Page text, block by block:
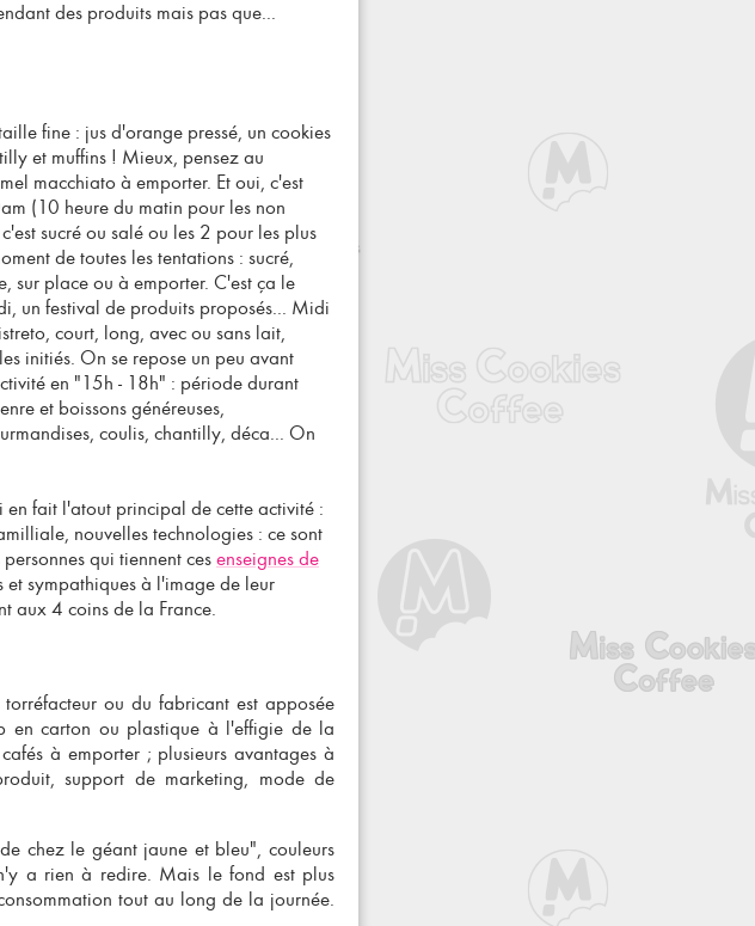
des produits mais pas que...
fine : jus d'orange pressé, un cookies
et muffins ! Mieux, pensez au
macchiato à emporter. Et oui, c'est
(10 heure du matin pour les non
sucré ou salé ou les 2 pour les plus
de toutes les tentations : sucré,
sur place ou à emporter. C'est ça le
un festival de produits proposés... Midi
court, long, avec ou sans lait,
initiés. On se repose un peu avant
en "15h - 18h" : période durant
et boissons généreuses,
coulis, chantilly, déca... On
en fait l'atout principal de cette activité :
nouvelles technologies : ce sont
qui tiennent ces enseignes de
et sympathiques à l'image de leur
aux 4 coins de la France.
ou du fabricant est apposée
en carton ou plastique à l'effigie de la
à emporter; plusieurs avantages à
support de marketing, mode de
chez le géant jaune et bleu", couleurs
a rien à redire. Mais le fond est plus
tout au long de la journée.